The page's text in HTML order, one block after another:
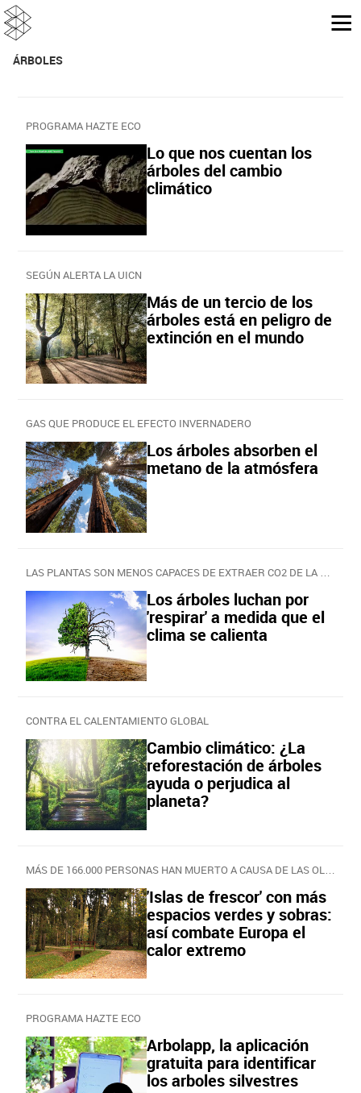
ÁRBOLES
PROGRAMA HAZTE ECO
Lo que nos cuentan los
árboles del cambio
climático
SEGÚN ALERTA LA UICN
Más de un tercio de los
árboles está en peligro de
extinción en el mundo
GAS QUE PRODUCE EL EFECTO INVERNADERO
Los árboles absorben el
metano de la atmósfera
LAS PLANTAS SON MENOS CAPACES DE EXTRAER CO2 DE LA ATMÓSFERA
Los árboles luchan por
'respirar' a medida que el
clima se calienta
CONTRA EL CALENTAMIENTO GLOBAL
Cambio climático: ¿La
reforestación de árboles
ayuda o perjudica al
planeta?
MÁS DE 166.000 PERSONAS HAN MUERTO A CAUSA DE LAS OLAS DE CALOR DESDE 1998
'Islas de frescor' con más
espacios verdes y sobras:
así combate Europa el
calor extremo
PROGRAMA HAZTE ECO
Arbolapp, la aplicación
gratuita para identificar
los arboles silvestres